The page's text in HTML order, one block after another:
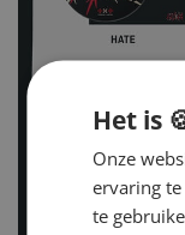
Het is
Onze
ervaring
te